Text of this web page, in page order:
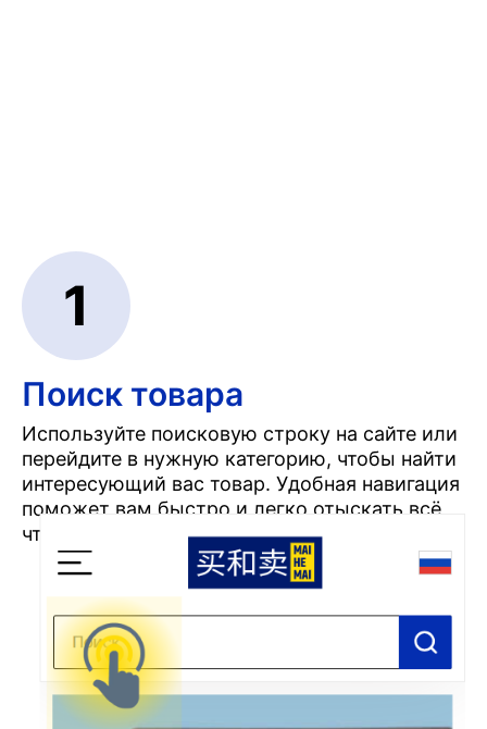
1
Поиск товара
Используйте поисковую строку на сайте или
перейдите в нужную категорию, чтобы найти
интересующий вас товар. Удобная навигация
поможет вам быстро и легко отыскать всё,
что требуется.